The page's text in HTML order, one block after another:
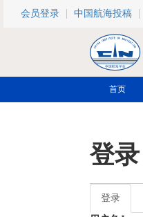
跳转到主要内容
会员登录 中国航海投稿
首页
登录
主标签
登录
动标